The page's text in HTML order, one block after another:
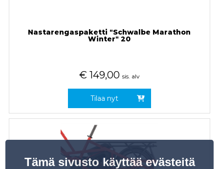
Nastarengaspaketti "Schwalbe Marathon
Winter" 20
€ 149,00 sis. alv
Tilaa nyt
Tämä sivusto käyttää evästeitä